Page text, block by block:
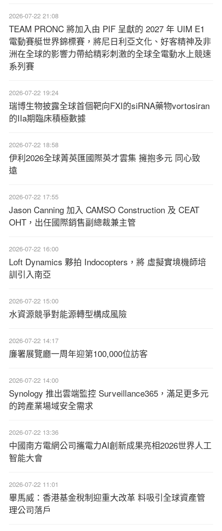
2026-07-22 21:08
TEAM PRONC 將加入由 PIF 呈獻的 2027 年 UIM E1
電動賽艇世界錦標賽，將尼日利亞文化、好客精神及非
洲在全球的影響力帶給精彩刺激的全球全電動水上競速
系列賽
2026-07-22 19:24
瑞博生物披露全球首個靶向FXI的siRNA藥物vortosiran
的IIa期臨床積極數據
2026-07-22 18:58
伊利2026全球菁英匯國際英才雲集 擁抱多元 同心致
遠
2026-07-22 17:55
Jason Canning 加入 CAMSO Construction 及 CEAT
OHT，出任國際銷售副總裁兼主管
2026-07-22 16:00
Loft Dynamics 夥拍 Indocopters，將 虛擬實境機師培
訓引入南亞
2026-07-22 15:00
水資源競爭對能源轉型構成風險
2026-07-22 14:17
廉署展覽廳一周年迎第100,000位訪客
2026-07-22 14:00
Synology 推出雲端監控 Surveillance365，滿足更多元
的跨產業場域安全需求
2026-07-22 13:36
中國南方電網公司攜電力AI創新成果亮相2026世界人工
智能大會
2026-07-22 11:01
畢馬威：香港基金稅制迎重大改革 料吸引全球資產管
理公司落戶